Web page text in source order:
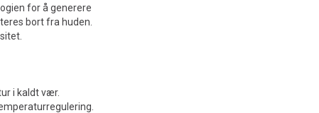
for å generere
bort fra huden.
i kaldt vær.